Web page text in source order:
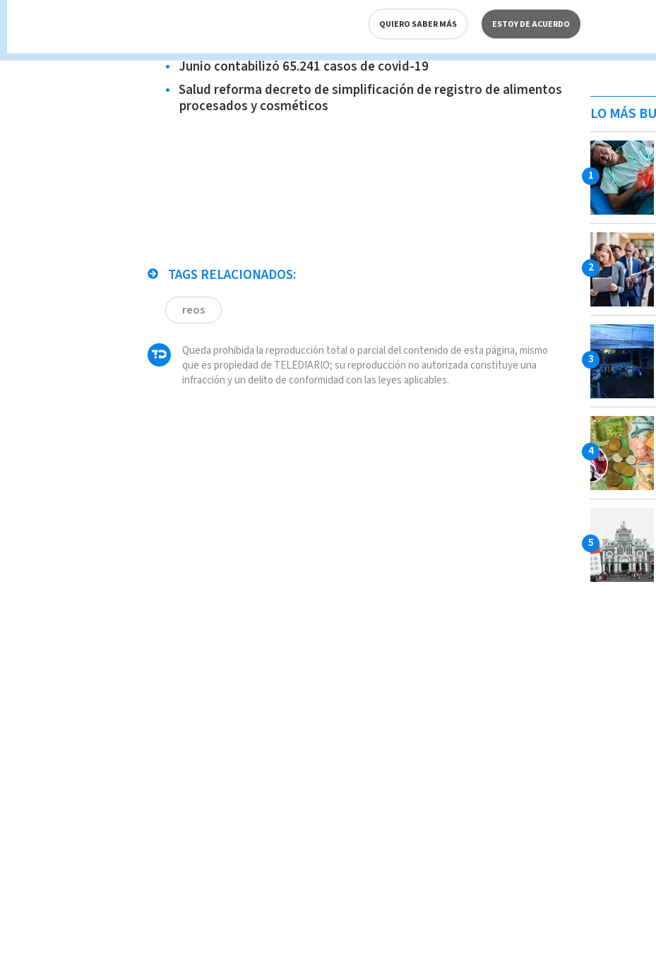
Estados Unidos dona equipo e insumos para fortalecer la
capacidad de diagnóstico del covid-19
Junio contabilizó 65.241 casos de covid-19
Salud reforma decreto de simplificación de registro de alimentos
procesados y cosméticos
TAGS RELACIONADOS:
reos
Queda prohibida la reproducción total o parcial del contenido de esta página, mismo
que es propiedad de TELEDIARIO; su reproducción no autorizada constituye una
infracción y un delito de conformidad con las leyes aplicables.
LO MÁS
QUIERO SABER MÁS ESTOY DE ACUERDO